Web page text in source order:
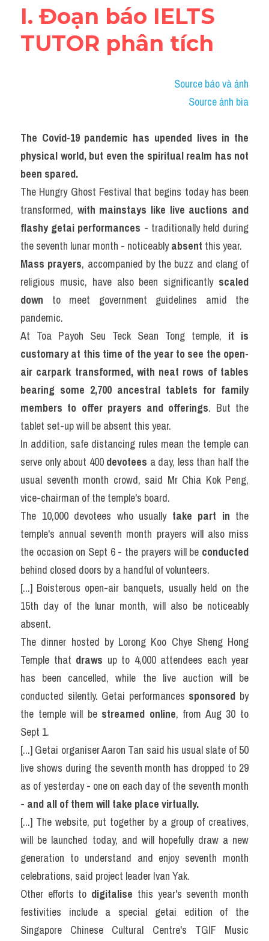
Verb
Cấu trúc câu
Adv
Cách dùng từ
Từ vựng theo tiền tố
Task 1
Phân biệt từ
Report đề thi thật IELTS
Advice
IELTS Advice
Đề thi thật Task 2
Listening
Speaking
Writing
Reading
Homepage
I. Đoạn báo IELTS
TUTOR phân tích
Source báo và ảnh
Source ảnh bìa
The Covid-19 pandemic has upended lives in the
physical world, but even the spiritual realm has not
been spared.
The Hungry Ghost Festival that begins today has been
transformed, with mainstays like live auctions and
flashy getai performances - traditionally held during
the seventh lunar month - noticeably absent this year.
Mass prayers, accompanied by the buzz and clang of
religious music, have also been significantly scaled
down to meet government guidelines amid the
pandemic.
At Toa Payoh Seu Teck Sean Tong temple, it is
customary at this time of the year to see the open-
air carpark transformed, with neat rows of tables
bearing some 2,700 ancestral tablets for family
members to offer prayers and offerings. But the
tablet set-up will be absent this year.
In addition, safe distancing rules mean the temple can
serve only about 400 devotees a day, less than half the
usual seventh month crowd, said Mr Chia Kok Peng,
vice-chairman of the temple's board.
The 10,000 devotees who usually take part in the
temple's annual seventh month prayers will also miss
the occasion on Sept 6 - the prayers will be conducted
behind closed doors by a handful of volunteers.
[...] Boisterous open-air banquets, usually held on the
15th day of the lunar month, will also be noticeably
absent.
The dinner hosted by Lorong Koo Chye Sheng Hong
Temple that draws up to 4,000 attendees each year
has been cancelled, while the live auction will be
conducted silently. Getai performances sponsored by
the temple will be streamed online, from Aug 30 to
Sept 1.
[...] Getai organiser Aaron Tan said his usual slate of 50
live shows during the seventh month has dropped to 29
as of yesterday - one on each day of the seventh month
- and all of them will take place virtually.
[...] The website, put together by a group of creatives,
will be launched today, and will hopefully draw a new
generation to understand and enjoy seventh month
celebrations, said project leader Ivan Yak.
Other efforts to digitalise this year's seventh month
festivities include a special getai edition of the
Singapore Chinese Cultural Centre's TGIF Music